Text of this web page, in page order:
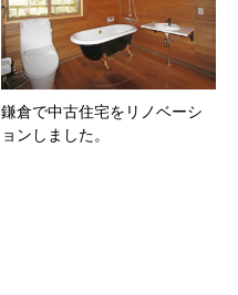
鎌倉で中古住宅をリノベーシ
ョンしました。